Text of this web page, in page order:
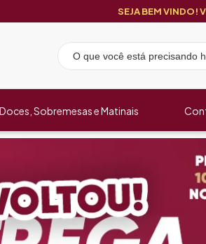
SEJA BEM VINDO!
Doces, Sobremesas e Matinais